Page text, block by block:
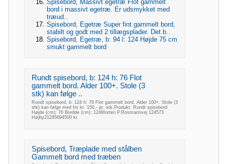
Spisebord, Massivt egetræ Flot gammelt
bord i massivt egetræ. Er udsmykket med
træud..
Spisebord, Egetræ Super fint gammelt bord,
stabilt og godt med 2 tillægsplader. Det b..
Spisebord, Egetræ, b: 94 l: 124 Højde 75 cm
smukt gammelt bord
Rundt spisebord, b: 124 h: 76 Flot
gammelt bord. Alder 100+. Stole (3
stk) kan følge ..
Rundt spisebord, b: 124 h: 76 Flot gammelt bord. Alder 100+. Stole (3
stk) kan følge med for kr. 150,- pr. stk.Produkt: Rundt spisebord
Højde (cm): 76 Bredde (cm): 124Morten P.Rosmarinvej 124573
Højby21295694500 kr.
Spisebord, Træplade med stålben
Gammelt bord med træben